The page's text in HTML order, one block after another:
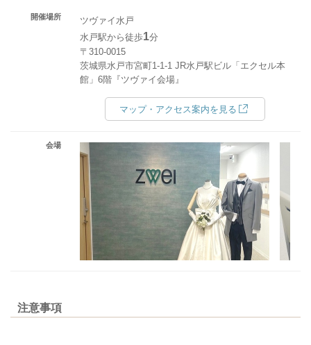
開催場所
ツヴァイ水戸
水戸駅から徒歩1分
〒310-0015
茨城県水戸市宮町1-1-1 JR水戸駅ビル「エクセル本
館」6階『ツヴァイ会場』
マップ・アクセス案内を見る
会場
注意事項